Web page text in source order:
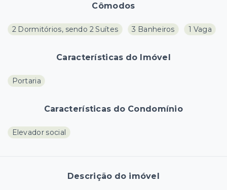
Cômodos
2 Dormitórios, sendo 2 Suítes 3 Banheiros 1 Vaga
Características do Imóvel
Portaria
Características do Condomínio
Elevador social
Descrição do imóvel